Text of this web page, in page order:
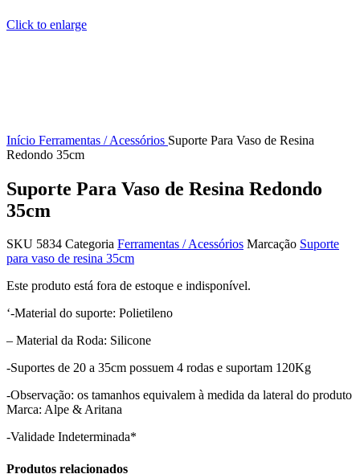
Click to enlarge
Início Ferramentas / Acessórios Suporte Para Vaso de Resina
Redondo 35cm
Suporte Para Vaso de Resina Redondo
35cm
SKU 5834 Categoria Ferramentas / Acessórios Marcação Suporte
para vaso de resina 35cm
Este produto está fora de estoque e indisponível.
‘-Material do suporte: Polietileno
– Material da Roda: Silicone
-Suportes de 20 a 35cm possuem 4 rodas e suportam 120Kg
-Observação: os tamanhos equivalem à medida da lateral do produto
Marca: Alpe & Aritana
-Validade Indeterminada*
Produtos relacionados